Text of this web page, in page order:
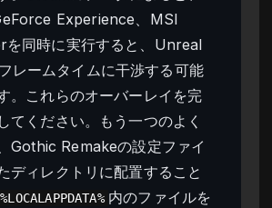
Experience、MSI
同時に実行すると、Unreal
レームタイムに干渉する可能
。これらのオーバーレイを完
てください。もう一つのよく
Gothic Remakeの設定ファイ
ディレクトリに配置すること
%LOCALAPPDATA% 内のファイルを